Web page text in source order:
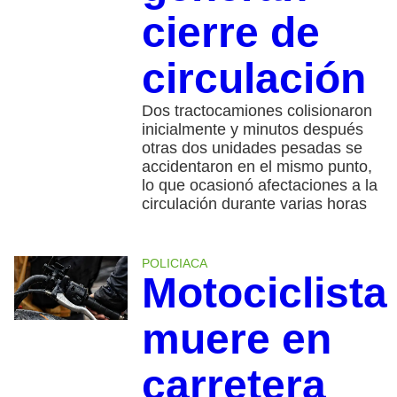
cierre de
circulación
Dos tractocamiones colisionaron
inicialmente y minutos después
otras dos unidades pesadas se
accidentaron en el mismo punto,
lo que ocasionó afectaciones a la
circulación durante varias horas
POLICIACA
Motociclista
muere en
carretera